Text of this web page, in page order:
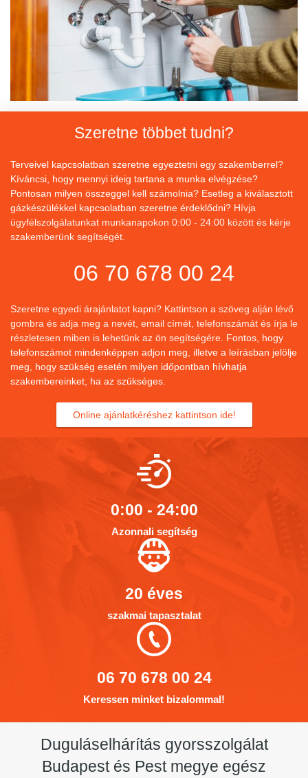
Szeretne többet tudni?
Terveivel kapcsolatban szeretne egyeztetni egy szakemberrel?
Kíváncsi, hogy mennyi ideig tartana a munka elvégzése?
Pontosan milyen összeggel kell számolnia? Esetleg a kiválasztott
gázkészülékkel kapcsolatban szeretne érdeklődni? Hívja
ügyfélszolgálatunkat munkanapokon 0:00 - 24:00 között és kérje
szakemberünk segítségét.
06 70 678 00 24
Szeretne egyedi árajánlatot kapni? Kattintson a szöveg alján lévő
gombra és adja meg a nevét, email címét, telefonszámát és írja le
részletesen miben is lehetünk az ön segítségére. Fontos, hogy
telefonszámot mindenképpen adjon meg, illetve a leírásban jelölje
meg, hogy szükség esetén milyen időpontban hívhatja
szakembereinket, ha az szükséges.
Online ajánlatkéréshez kattintson ide!
0:00 - 24:00
Azonnali segítség
20 éves
szakmai tapasztalat
06 70 678 00 24
Keressen minket bizalommal!
Duguláselhárítás gyorsszolgálat
Budapest és Pest megye egész